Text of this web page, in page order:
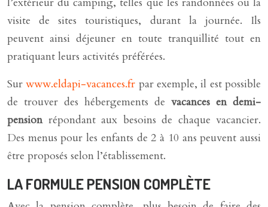
visite de sites touristiques, durant la journée. Ils
peuvent ainsi déjeuner en toute tranquillité tout en
pratiquant leurs activités préférées.
Surwww.eldapi-vacances.fr par exemple, il est possible
de trouver des hébergements de vacances en demi-
pensionrépondant aux besoins de chaque vacancier.
Des menus pour les enfants de 2 à 10 ans peuvent aussi
être proposés selon l’établissement.
LA FORMULE PENSION COMPLÈTE